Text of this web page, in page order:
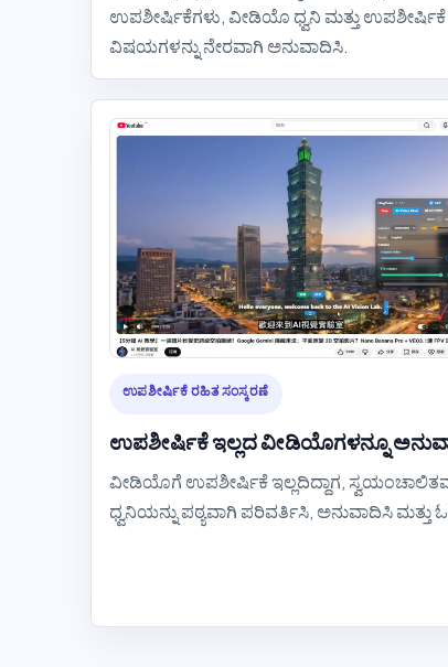
ಉಪಶೀರ್ಷಿಕೆಗಳು, ವೀಡಿಯೊ ಧ್ವನಿ ಮತ್ತು
ವಿಷಯಗಳನ್ನು ನೇರವಾಗಿ ಅನುವಾದಿಸಿ.
ಉಪಶೀರ್ಷಿಕೆ ರಹಿತ ಸಂಸ್ಕರಣೆ
ಉಪಶೀರ್ಷಿಕೆ ಇಲ್ಲದ ವೀಡಿಯೊಗಳನ್ನೂ
ವೀಡಿಯೊಗೆ ಉಪಶೀರ್ಷಿಕೆ ಇಲ್ಲದಿದ್ದಾಗ,
ಧ್ವನಿಯನ್ನು ಪಠ್ಯವಾಗಿ ಪರಿವರ್ತಿಸಿ, ಅನುವಾದಿಸಿ ಮತ್ತು